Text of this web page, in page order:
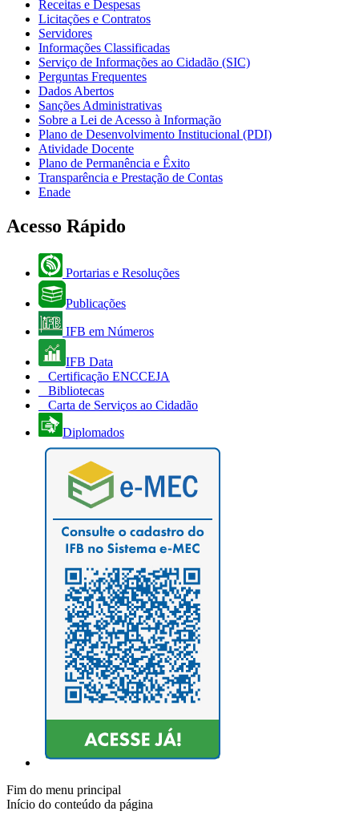
Receitas e Despesas
Licitações e Contratos
Servidores
Informações Classificadas
Serviço de Informações ao Cidadão (SIC)
Perguntas Frequentes
Dados Abertos
Sanções Administrativas
Sobre a Lei de Acesso à Informação
Plano de Desenvolvimento Institucional (PDI)
Atividade Docente
Plano de Permanência e Êxito
Transparência e Prestação de Contas
Enade
Acesso Rápido
Portarias e Resoluções
Publicações
IFB em Números
IFB Data
Certificação ENCCEJA
Bibliotecas
Carta de Serviços ao Cidadão
Diplomados
Fim do menu principal
Início do conteúdo da página